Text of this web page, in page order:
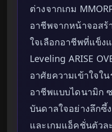
ต่างจากเกม
อาชีพจากหน้าจอสร้
ใจเลือกอาชีพที่แข็ง
Leveling ARISE
อาศัยความเข้าใจใ
อาชีพแบบไดนามิก
บันดาลใจอย่างลึกซึ้
และเกมแอ็คชั่นตัวล